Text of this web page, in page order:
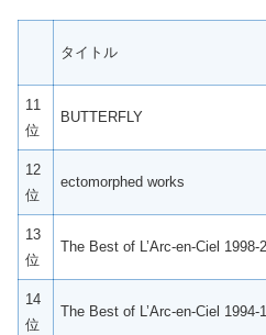
タイトル
11
位
BUTTERFLY
12
位
ectomorphed works
13
位
The Best of L’Arc-en-Ciel 1998-
14
位
The Best of L’Arc-en-Ciel 1994-